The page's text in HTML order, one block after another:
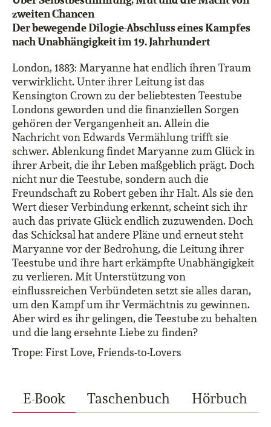
zweiten Chancen
Der bewegende Dilogie-Abschluss eines Kampfes
nach Unabhängigkeit im 19. Jahrhundert
London, 1883: Maryanne hat endlich ihren Traum
verwirklicht. Unter ihrer Leitung ist das
Kensington Crown zu der beliebtesten Teestube
Londons geworden und die finanziellen Sorgen
gehören der Vergangenheit an. Allein die
Nachricht von Edwards Vermählung trifft sie
schwer. Ablenkung findet Maryanne zum Glück in
ihrer Arbeit, die ihr Leben maßgeblich prägt. Doch
nicht nur die Teestube, sondern auch die
Freundschaft zu Robert geben ihr Halt. Als sie den
Wert dieser Verbindung erkennt, scheint sich ihr
auch das private Glück endlich zuzuwenden. Doch
das Schicksal hat andere Pläne und erneut steht
Maryanne vor der Bedrohung, die Leitung ihrer
Teestube und ihre hart erkämpfte Unabhängigkeit
zu verlieren. Mit Unterstützung von
einflussreichen Verbündeten setzt sie alles daran,
um den Kampf um ihr Vermächtnis zu gewinnen.
Aber wird es ihr gelingen, die Teestube zu behalten
und die lang ersehnte Liebe zu finden?
Trope: First Love, Friends-to-Lovers
E-Book Taschenbuch Hörbuch